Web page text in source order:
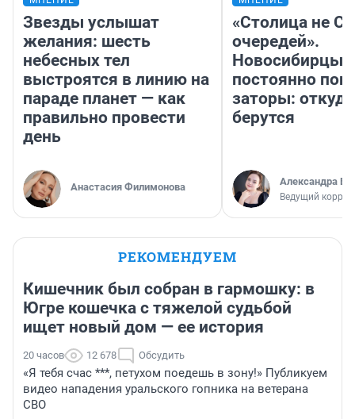
Звезды услышат
желания: шесть
небесных тел
выстроятся в линию на
параде планет — как
правильно провести
день
Анастасия Филимонова
«Столица не
очередей».
Новосибирцы
постоянно
заторы:
берутся
Александра
Ведущий
РЕКОМЕНДУЕМ
Кишечник был собран в гармошку: в
Югре кошечка с тяжелой судьбой
ищет новый дом — ее история
20 часов 12 678 Обсудить
«Я тебя счас ***, петухом поедешь в зону!» Публикуем
видео нападения уральского гопника на ветерана
СВО